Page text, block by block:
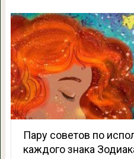
Пару советов по
каждого знака